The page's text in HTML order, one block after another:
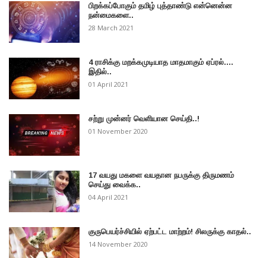
பிறக்கப்போகும் தமிழ் புத்தாண்டு என்னென்ன
நன்மைகளை..
28 March 2021
4 ராசிக்கு மறக்கமுடியாத மாதமாகும் ஏப்ரல்....
இதில்..
01 April 2021
சற்று முன்னர் வெளியான செய்தி..!
01 November 2020
17 வயது மகளை வயதான நபருக்கு திருமணம்
செய்து வைக்க..
04 April 2021
குருபெயர்ச்சியில் ஏற்பட்ட மாற்றம்! சிலருக்கு காதல்..
14 November 2020